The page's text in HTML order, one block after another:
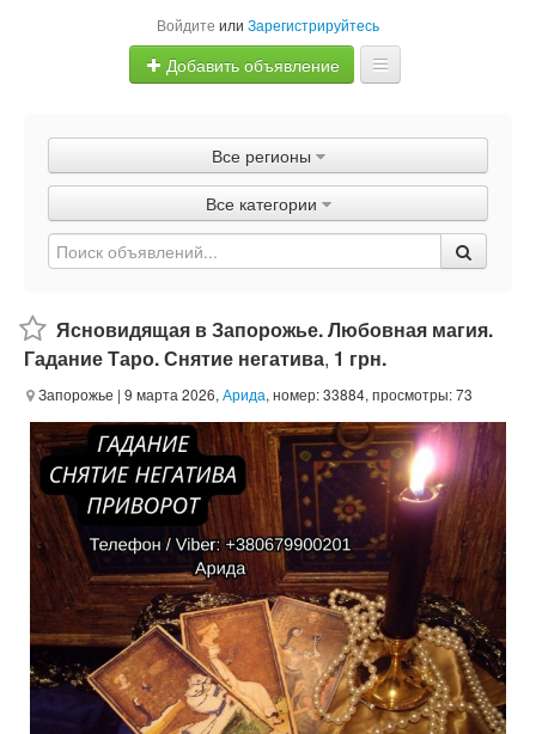
Войдите или Зарегистрируйтесь
Добавить объявление
Объявления
Быстрая продажа
Все регионы
Все категории
Ясновидящая в Запорожье. Любовная магия.
Гадание Таро. Снятие негатива, 1 грн.
Запорожье | 9 марта 2026, Арида, номер: 33884, просмотры: 73